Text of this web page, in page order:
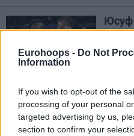
Eurohoops - Do Not
Information
If you wish to opt-out of the
processing of your personal
targeted advertising by us,
section to confirm your
Юсуф
Оказалось, что Юсуф
Яннис "плохо играет"